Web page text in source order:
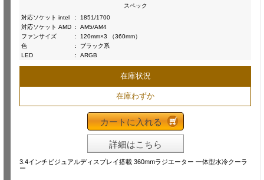
スペック
対応ソケット intel
:
1851/1700
対応ソケット AMD :
AM5/AM4
ファンサイズ
:
120mm×3 （360mm）
色
:
ブラック系
LED
: ARGB
在庫状況
在庫わずか
カートに入れる
詳細はこちら
3.4インチビジュアルディスプレイ搭載 360mmラジエーター 一体型水冷クーラ
ー